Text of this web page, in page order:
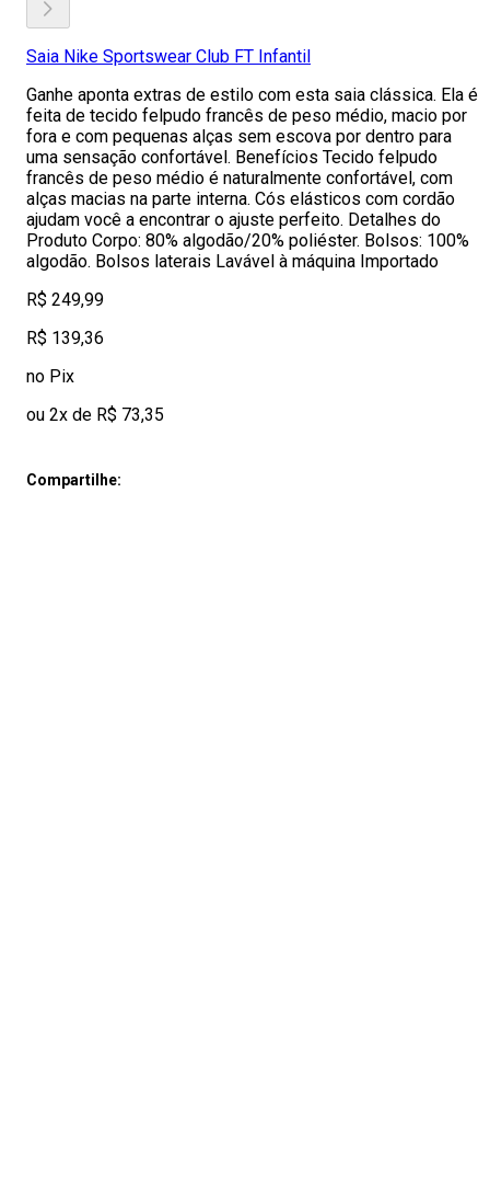
Saia Nike Sportswear Club FT Infantil
Ganhe aponta extras de estilo com esta saia clássica. Ela é
feita de tecido felpudo francês de peso médio, macio por
fora e com pequenas alças sem escova por dentro para
uma sensação confortável. Benefícios Tecido felpudo
francês de peso médio é naturalmente confortável, com
alças macias na parte interna. Cós elásticos com cordão
ajudam você a encontrar o ajuste perfeito. Detalhes do
Produto Corpo: 80% algodão/20% poliéster. Bolsos: 100%
algodão. Bolsos laterais Lavável à máquina Importado
R$ 249,99
R$ 139,36
no Pix
ou 2x de R$ 73,35
Compartilhe: